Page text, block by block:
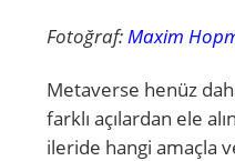
Fotoğraf:Maxim
Metaverse henüz
farklı açılardan ele
ileride hangi amaçla